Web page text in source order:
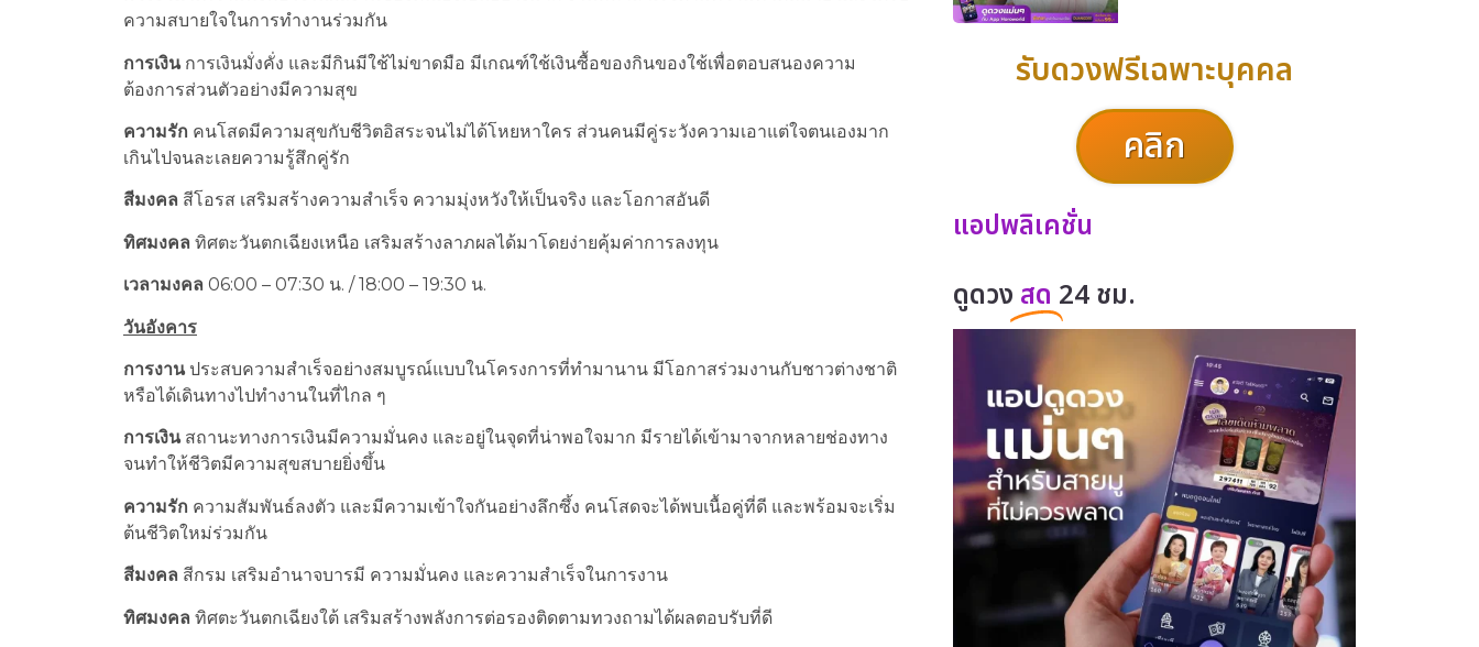
ความสบายใจในการทำงานร่วมกัน
การเงินการเงินมั่งคั่ง และมีกินมีใช้ไม่ขาดมือ มีเกณฑ์ใช้เงินซื้อของกินของใช้เพื่อตอบสนองความ
ต้องการส่วนตัวอย่างมีความสุข
ความรัก คนโสดมีความสุขกับชีวิตอิสระจนไม่ได้โหยหาใคร ส่วนคนมีคู่ระวังความเอาแต่ใจตนเองมาก
เกินไปจนละเลยความรู้สึกคู่รัก
สีมงคล สีโอรส เสริมสร้างความสำเร็จ ความมุ่งหวังให้เป็นจริง และโอกาสอันดี
ทิศมงคล ทิศตะวันตกเฉียงเหนือ เสริมสร้างลาภผลได้มาโดยง่ายคุ้มค่าการลงทุน
เวลามงคล 06:00 – 07:30 น. / 18:00 – 19:30 น.
วันอังคาร
การงานประสบความสำเร็จอย่างสมบูรณ์แบบในโครงการที่ทำมานาน มีโอกาสร่วมงานกับชาวต่างชาติ
หรือได้เดินทางไปทำงานในที่ไกล ๆ
การเงินสถานะทางการเงินมีความมั่นคง และอยู่ในจุดที่น่าพอใจมาก มีรายได้เข้ามาจากหลายช่องทาง
จนทำให้ชีวิตมีความสุขสบายยิ่งขึ้น
ความรัก ความสัมพันธ์ลงตัว และมีความเข้าใจกันอย่างลึกซึ้ง คนโสดจะได้พบเนื้อคู่ที่ดี และพร้อมจะเริ่ม
ต้นชีวิตใหม่ร่วมกัน
สีมงคล สีกรม เสริมอำนาจบารมี ความมั่นคง และความสำเร็จในการงาน
ทิศมงคล ทิศตะวันตกเฉียงใต้ เสริมสร้างพลังการต่อรองติดตามทวงถามได้ผลตอบรับที่ดี
รับดวงฟรีเฉพาะบุคคล
คลิก
แอปพลิเคชั่น
ดูดวง สด 24 ชม.